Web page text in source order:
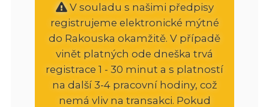
V souladu s našimi předpisy
registrujeme elektronické mýtné
do Rakouska okamžitě. V případě
vinět platných ode dneška trvá
registrace 1 - 30 minut a s platností
na další 3-4 pracovní hodiny, což
nemá vliv na transakci. Pokud